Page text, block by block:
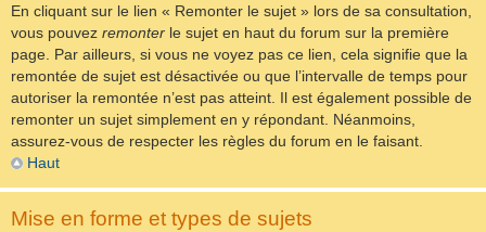
En cliquant sur le lien « Remonter le sujet » lors de sa consultation,
vous pouvez remonter le sujet en haut du forum sur la première
page. Par ailleurs, si vous ne voyez pas ce lien, cela signifie que la
remontée de sujet est désactivée ou que l’intervalle de temps pour
autoriser la remontée n’est pas atteint. Il est également possible de
remonter un sujet simplement en y répondant. Néanmoins,
assurez-vous de respecter les règles du forum en le faisant.
Haut
Mise en forme et types de sujets